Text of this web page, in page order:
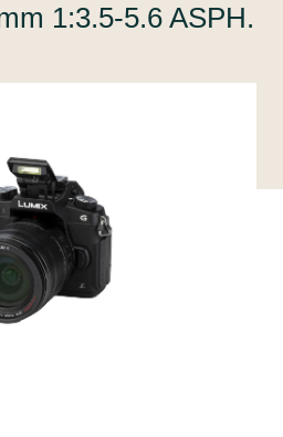
1:3.5-5.6 ASPH.